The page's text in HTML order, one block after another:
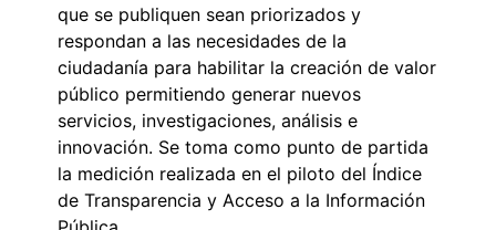
que se publiquen sean priorizados y
respondan a las necesidades de la
ciudadanía para habilitar la creación de valor
público permitiendo generar nuevos
servicios, investigaciones, análisis e
innovación. Se toma como punto de partida
la medición realizada en el piloto del Índice
de Transparencia y Acceso a la Información